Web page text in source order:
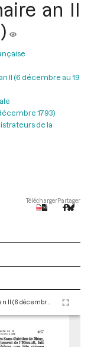
an II
II (6 décembre au 19
1793)
de la
TéléchargerPartager
Tome LXXXI - Du 16 frimaire au 29 frimaire an II (6 décembre au 19 décembre 1793)